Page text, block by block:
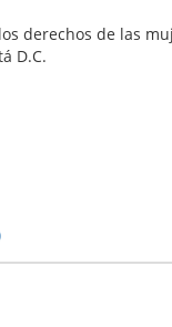
derechos de las
D.C.